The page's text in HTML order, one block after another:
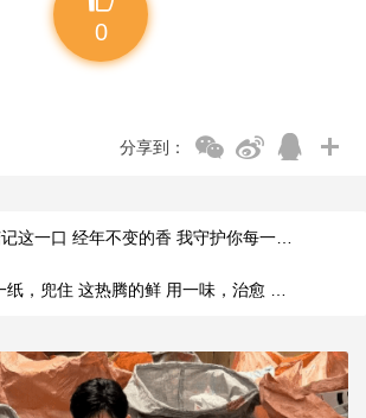
0
分享到：
这一口 经年不变的香 我守护你每一…
纸，兜住 这热腾的鲜 用一味，治愈 …